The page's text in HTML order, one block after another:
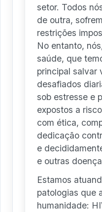
setor. Todos
de outra,
restrições
No entanto,
saúde, que
principal salvar
desafiados
sob estresse e
expostos a
com ética,
dedicação
e
e outras
Estamos
patologias que
humanidade: